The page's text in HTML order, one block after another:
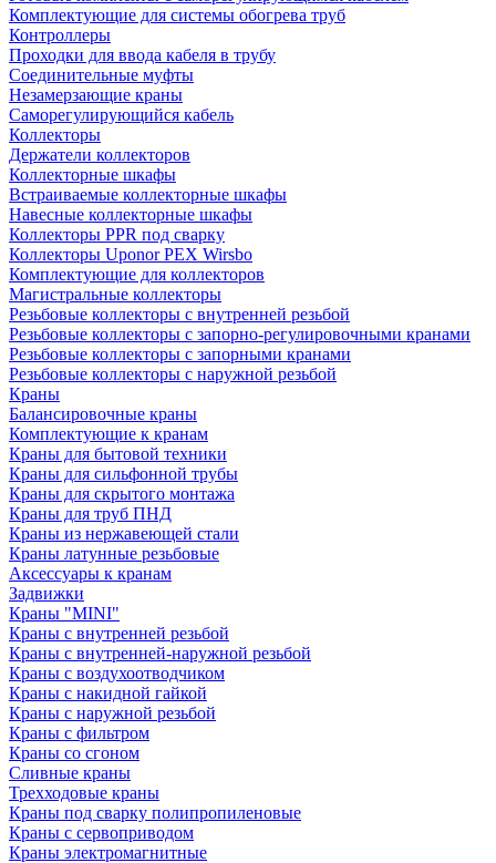
Комплектующие для системы обогрева труб
Контроллеры
Проходки для ввода кабеля в трубу
Соединительные муфты
Незамерзающие краны
Саморегулирующийся кабель
Коллекторы
Держатели коллекторов
Коллекторные шкафы
Встраиваемые коллекторные шкафы
Навесные коллекторные шкафы
Коллекторы PPR под сварку
Коллекторы Uponor PEX Wirsbo
Комплектующие для коллекторов
Магистральные коллекторы
Резьбовые коллекторы с внутренней резьбой
Резьбовые коллекторы с запорно-регулировочными кранами
Резьбовые коллекторы с запорными кранами
Резьбовые коллекторы с наружной резьбой
Краны
Балансировочные краны
Комплектующие к кранам
Краны для бытовой техники
Краны для сильфонной трубы
Краны для скрытого монтажа
Краны для труб ПНД
Краны из нержавеющей стали
Краны латунные резьбовые
Аксессуары к кранам
Задвижки
Краны "MINI"
Краны с внутренней резьбой
Краны с внутренней-наружной резьбой
Краны с воздухоотводчиком
Краны с накидной гайкой
Краны с наружной резьбой
Краны с фильтром
Краны со сгоном
Сливные краны
Трехходовые краны
Краны под сварку полипропиленовые
Краны с сервоприводом
Краны электромагнитные